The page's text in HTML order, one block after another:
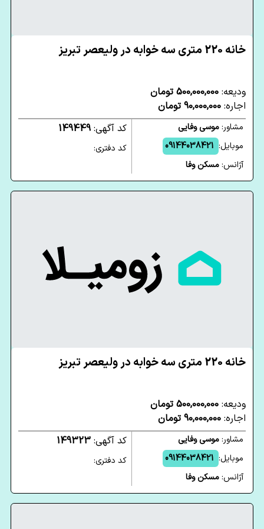
خانه 220 متری سه خوابه در ولیعصر تبریز
ودیعه: 500,000,000 تومان
اجاره: 90,000,000 تومان
مشاور:موسی وفایی
موبایل: 09144038421
آژانس:مسکن وفا
کد آگهی:149449
کد دفتری:
خانه 220 متری سه خوابه در ولیعصر تبریز
ودیعه: 500,000,000 تومان
اجاره: 90,000,000 تومان
مشاور:موسی وفایی
موبایل: 09144038421
آژانس:مسکن وفا
کد آگهی: 149323
کد دفتری: